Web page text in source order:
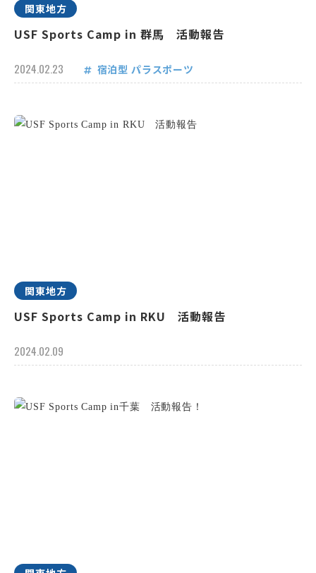
関東地方
USF Sports Camp in 群馬 活動報告
2024.02.23 宿泊型 パラスポーツ
関東地方
USF Sports Camp in RKU 活動報告
2024.02.09